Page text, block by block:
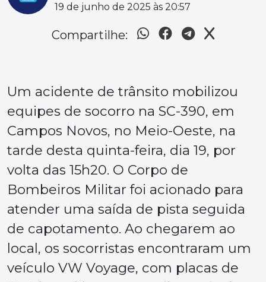
19 de junho de 2025 às 20:57
Compartilhe:
Um acidente de trânsito mobilizou
equipes de socorro na SC-390, em
Campos Novos, no Meio-Oeste, na
tarde desta quinta-feira, dia 19, por
volta das 15h20. O Corpo de
Bombeiros Militar foi acionado para
atender uma saída de pista seguida
de capotamento. Ao chegarem ao
local, os socorristas encontraram um
veículo VW Voyage, com placas de